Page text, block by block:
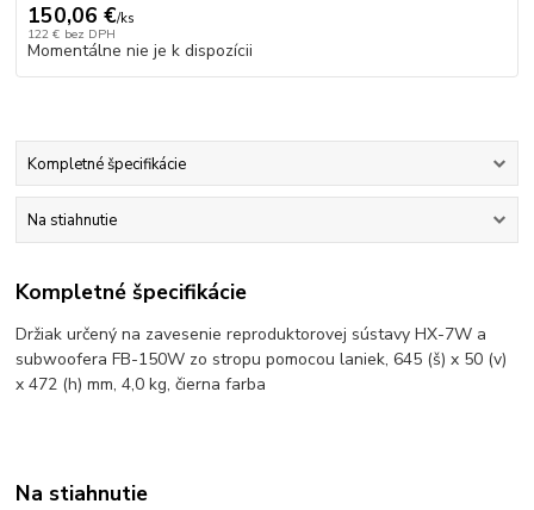
150,06 €/ks
122 € bez DPH
Momentálne nie je k dispozícii
Kompletné špecifikácie
Na stiahnutie
Kompletné špecifikácie
Držiak určený na zavesenie reproduktorovej sústavy HX-7W a
subwoofera FB-150W zo stropu pomocou laniek, 645 (š) x 50 (v)
x 472 (h) mm, 4,0 kg, čierna farba
Na stiahnutie